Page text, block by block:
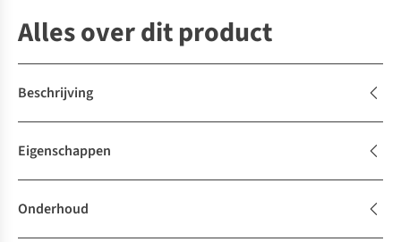
Alles over dit product
Beschrijving
Eigenschappen
Onderhoud